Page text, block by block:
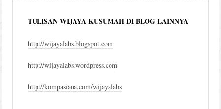
TULISAN WIJAYA KUSUMAH DI BLOG LAINNYA
http://wijayalabs.blogspot.com
http://wijayalabs.wordpress.com
http://kompasiana.com/wijayalabs